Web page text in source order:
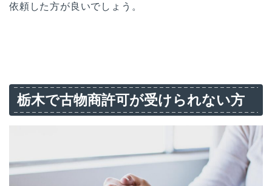
依頼した方が良いでしょう。
栃木で古物商許可が受けられない方